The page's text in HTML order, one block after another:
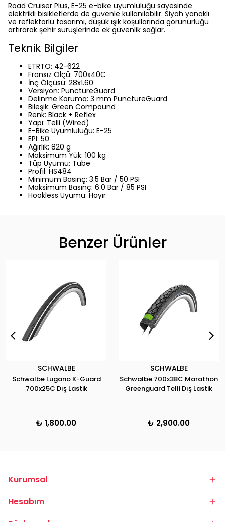
Road Cruiser Plus, E-25 e-bike uyumluluğu sayesinde
elektrikli bisikletlerde de güvenle kullanılabilir. Siyah yanaklı
ve reflektörlü tasarımı, düşük ışık koşullarında görünürlüğü
artırarak şehir sürüşlerinde ek güvenlik sağlar.
Teknik Bilgiler
ETRTO: 42-622
Fransız Ölçü: 700x40C
İnç Ölçüsü: 28x1.60
Versiyon: PunctureGuard
Delinme Koruma: 3 mm PunctureGuard
Bileşik: Green Compound
Renk: Black + Reflex
Yapı: Telli (Wired)
E-Bike Uyumluluğu: E-25
EPI: 50
Ağırlık: 820 g
Maksimum Yük: 100 kg
Tüp Uyumu: Tube
Profil: HS484
Minimum Basınç: 3.5 Bar / 50 PSI
Maksimum Basınç: 6.0 Bar / 85 PSI
Hookless Uyumu: Hayır
Benzer Ürünler
SCHWALBE
Schwalbe Lugano K-Guard
700x25C Dış Lastik
₺ 1,800.00
SCHWALBE
Schwalbe 700x38C Marathon
Greenguard Telli Dış Lastik
₺ 2,900.00
Kurumsal
Hesabım